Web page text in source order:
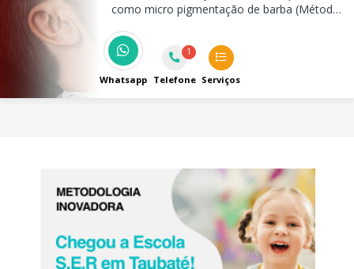
como micro pigmentação de barba (Método
resultados de qualidade e satisfação para
nossos clientes.
Whatsapp
1
Telefone Serviços